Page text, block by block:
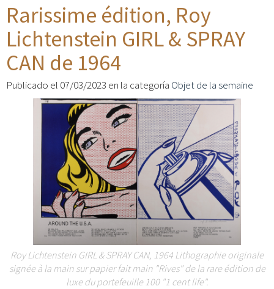
Rarissime édition, Roy
Lichtenstein GIRL & SPRAY
CAN de 1964
Publicado el 07/03/2023 en la categoría Objet de la semaine
Roy Lichtenstein GIRL & SPRAY CAN, 1964 Lithographie originale
signée à la main sur papier fait main "Rives" de la rare édition de
luxe du portefeuille 100 "1 cent life".